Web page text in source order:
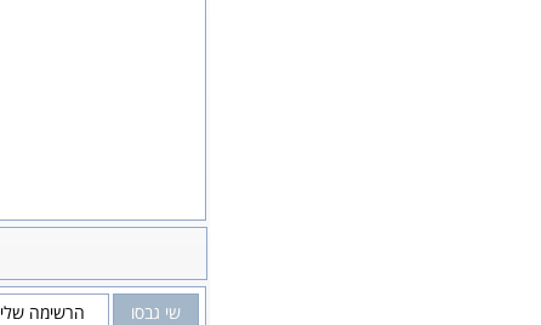
שי גבסו הרשימה שלי